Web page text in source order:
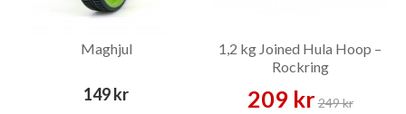
Maghjul
149 kr
1,2 kg Joined Hula Hoop –
Rockring
209 kr249 kr